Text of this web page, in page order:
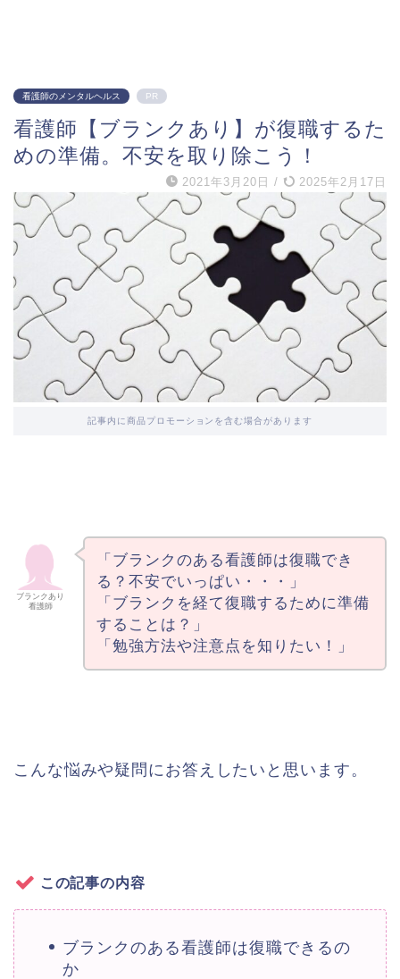
看護師のメンタルヘルス PR
看護師【ブランクあり】が復職するた
めの準備。不安を取り除こう！
2021年3月20日 / 2025年2月17日
記事内に商品プロモーションを含む場合があります
ブランクあり
看護師
「ブランクのある看護師は復職でき
る？不安でいっぱい・・・」
「ブランクを経て復職するために準備
することは？」
「勉強方法や注意点を知りたい！」
こんな悩みや疑問にお答えしたいと思います。
この記事の内容
ブランクのある看護師は復職できるの
か